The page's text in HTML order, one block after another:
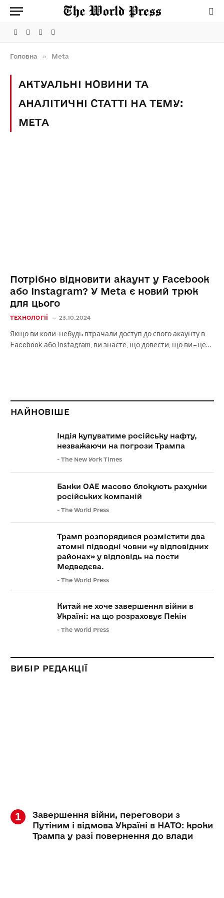
Facebook
Telegram
Instagram
X
Головна » Meta
АКТУАЛЬНІ НОВИНИ ТА
АНАЛІТИЧНІ СТАТТІ НА ТЕМУ:
META
Потрібно відновити акаунт у Facebook
або Instagram? У Meta є новий трюк
для цього
ТЕХНОЛОГІЇ 23.10.2024
Якщо ви коли-небудь втрачали доступ до свого акаунту в
Facebook або Instagram, ви знаєте, що довести, що ви – це…
НАЙНОВІШЕ
Індія купуватиме російську нафту,
незважаючи на погрози Трампа
- The New York Times
Банки ОАЕ масово блокують рахунки
російських компаній
- The World Press
Трамп розпорядився розмістити два
атомні підводні човни «у відповідних
районах» у відповідь на пости
Медведєва.
- The World Press
Китай не хоче завершення війни в
Україні: на що розраховує Пекін
- The World Press
ВИБІР РЕДАКЦІЇ
Завершення війни, переговори з
Путіним і відмова Україні в НАТО: кроки
Трампа у разі повернення до влади